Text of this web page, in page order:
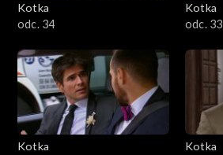
Kotka
odc. 34
Kotka
odc. 33
Kotka
Kotka